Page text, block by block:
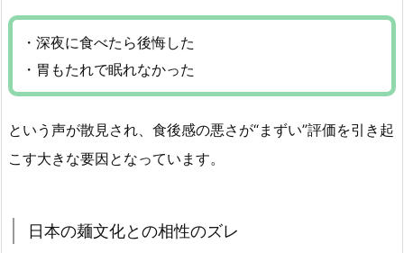
・深夜に食べたら後悔した
・胃もたれで眠れなかった
という声が散見され、食後感の悪さが“まずい”評価を引き起
こす大きな要因となっています。
日本の麺文化との相性のズレ